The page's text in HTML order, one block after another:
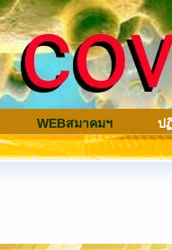
WEBสมาคมฯ ป